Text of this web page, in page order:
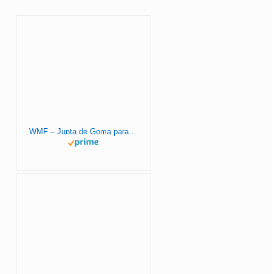
WMF – Junta de Goma para Tapa de Olla Rápida, 22 cm diámetro, solo apto para ollas express WMF de las series Perfect, Perfect Plus, Perfect Premium, Perfect Ultra, Perfect Pro